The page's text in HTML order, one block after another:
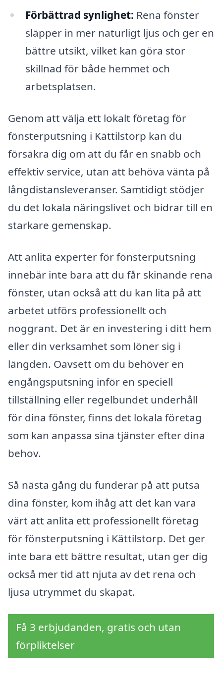
Förbättrad synlighet: Rena fönster
släpper in mer naturligt ljus och ger en
bättre utsikt, vilket kan göra stor
skillnad för både hemmet och
arbetsplatsen.
Genom att välja ett lokalt företag för
fönsterputsning i Kättilstorp kan du
försäkra dig om att du får en snabb och
effektiv service, utan att behöva vänta på
långdistansleveranser. Samtidigt stödjer
du det lokala näringslivet och bidrar till en
starkare gemenskap.
Att anlita experter för fönsterputsning
innebär inte bara att du får skinande rena
fönster, utan också att du kan lita på att
arbetet utförs professionellt och
noggrant. Det är en investering i ditt hem
eller din verksamhet som löner sig i
längden. Oavsett om du behöver en
engångsputsning inför en speciell
tillställning eller regelbundet underhåll
för dina fönster, finns det lokala företag
som kan anpassa sina tjänster efter dina
behov.
Så nästa gång du funderar på att putsa
dina fönster, kom ihåg att det kan vara
värt att anlita ett professionellt företag
för fönsterputsning i Kättilstorp. Det ger
inte bara ett bättre resultat, utan ger dig
också mer tid att njuta av det rena och
ljusa utrymmet du skapat.
Få 3 erbjudanden, gratis och utan
förpliktelser